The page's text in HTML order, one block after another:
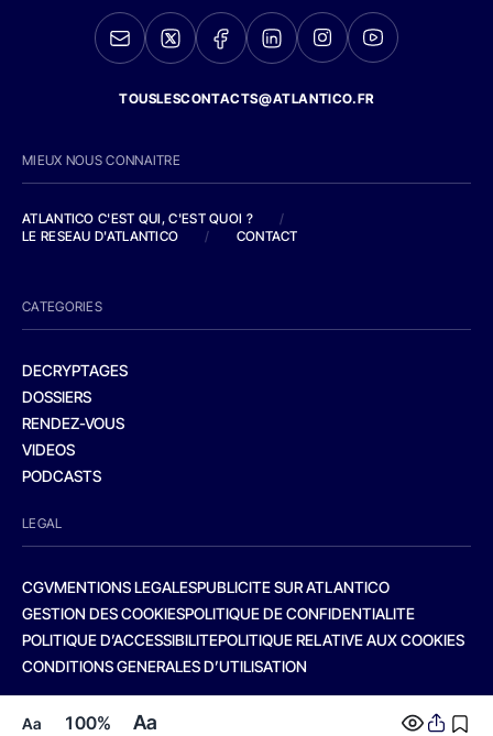
Aa 100% Aa
TOUSLESCONTACTS@ATLANTICO.FR
MIEUX NOUS CONNAITRE
ATLANTICO C'EST QUI, C'EST QUOI ?
/
LE RESEAU D'ATLANTICO
/ CONTACT
CATEGORIES
DECRYPTAGES
DOSSIERS
RENDEZ-VOUS
VIDEOS
PODCASTS
LEGAL
CGVMENTIONS LEGALESPUBLICITE SUR ATLANTICO
GESTION DES COOKIESPOLITIQUE DE CONFIDENTIALITE
POLITIQUE D’ACCESSIBILITEPOLITIQUE RELATIVE AUX COOKIES
CONDITIONS GENERALES D’UTILISATION